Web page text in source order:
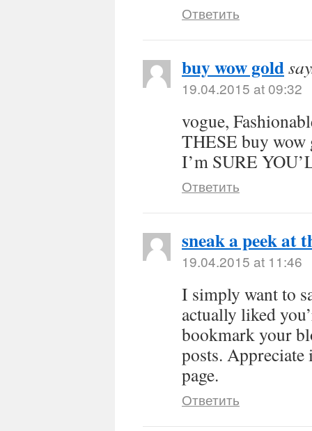
Ответить
buy wow gold
19.04.2015 at 09:32
vogue,
THESE buy
I’m SURE
Ответить
sneak a peek at
19.04.2015 at 11:46
I simply want to
actually liked
bookmark your
posts.
page.
Ответить